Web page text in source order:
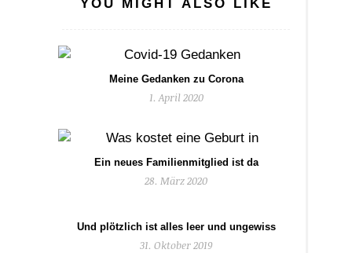
YOU MIGHT ALSO LIKE
Meine Gedanken zu Corona
1. April 2020
Ein neues Familienmitglied ist da
28. März 2020
Und plötzlich ist alles leer und ungewiss
31. Oktober 2019